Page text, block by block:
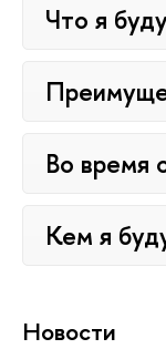
Что я
Во время
Кем я
Новости